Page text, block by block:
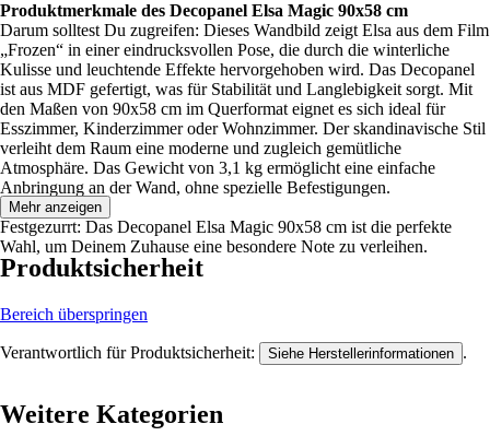
Produktmerkmale des Decopanel Elsa Magic 90x58 cm
Darum solltest Du zugreifen: Dieses Wandbild zeigt Elsa aus dem Film
„Frozen“ in einer eindrucksvollen Pose, die durch die winterliche
Kulisse und leuchtende Effekte hervorgehoben wird. Das Decopanel
ist aus MDF gefertigt, was für Stabilität und Langlebigkeit sorgt. Mit
den Maßen von 90x58 cm im Querformat eignet es sich ideal für
Esszimmer, Kinderzimmer oder Wohnzimmer. Der skandinavische Stil
verleiht dem Raum eine moderne und zugleich gemütliche
Atmosphäre. Das Gewicht von 3,1 kg ermöglicht eine einfache
Anbringung an der Wand, ohne spezielle Befestigungen.
Festgezurrt: Das Decopanel Elsa Magic 90x58 cm ist die perfekte
Wahl, um Deinem Zuhause eine besondere Note zu verleihen.
Mehr anzeigen
Produktsicherheit
Bereich überspringen
Verantwortlich für Produktsicherheit: Siehe Herstellerinformationen .
Weitere Kategorien